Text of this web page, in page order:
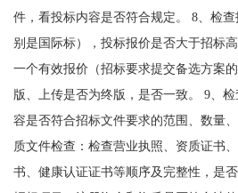
件，看投标内容是否符合规定。 8、检
别是国际标），投标报价是否大于招标
一个有效报价（招标要求提交备选方案
版、上传是否为终版，是否一致。 9、
容是否符合招标文件要求的范围、数量
质文件检查：检查营业执照、资质证书
书、健康认证证书等顺序及完整性，是